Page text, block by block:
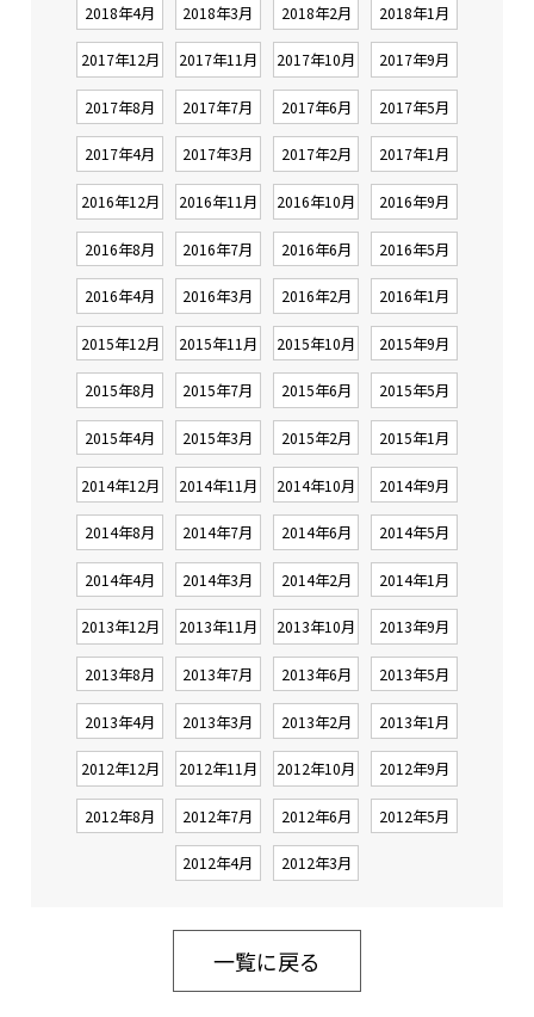
2018年4月 2018年3月 2018年2月 2018年1月
2017年12月 2017年11月 2017年10月 2017年9月
2017年8月 2017年7月 2017年6月 2017年5月
2017年4月 2017年3月 2017年2月 2017年1月
2016年12月 2016年11月 2016年10月 2016年9月
2016年8月 2016年7月 2016年6月 2016年5月
2016年4月 2016年3月 2016年2月 2016年1月
2015年12月 2015年11月 2015年10月 2015年9月
2015年8月 2015年7月 2015年6月 2015年5月
2015年4月 2015年3月 2015年2月 2015年1月
2014年12月 2014年11月 2014年10月 2014年9月
2014年8月 2014年7月 2014年6月 2014年5月
2014年4月 2014年3月 2014年2月 2014年1月
2013年12月 2013年11月 2013年10月 2013年9月
2013年8月 2013年7月 2013年6月 2013年5月
2013年4月 2013年3月 2013年2月 2013年1月
2012年12月 2012年11月 2012年10月 2012年9月
2012年8月 2012年7月 2012年6月 2012年5月
2012年4月 2012年3月
一覧に戻る